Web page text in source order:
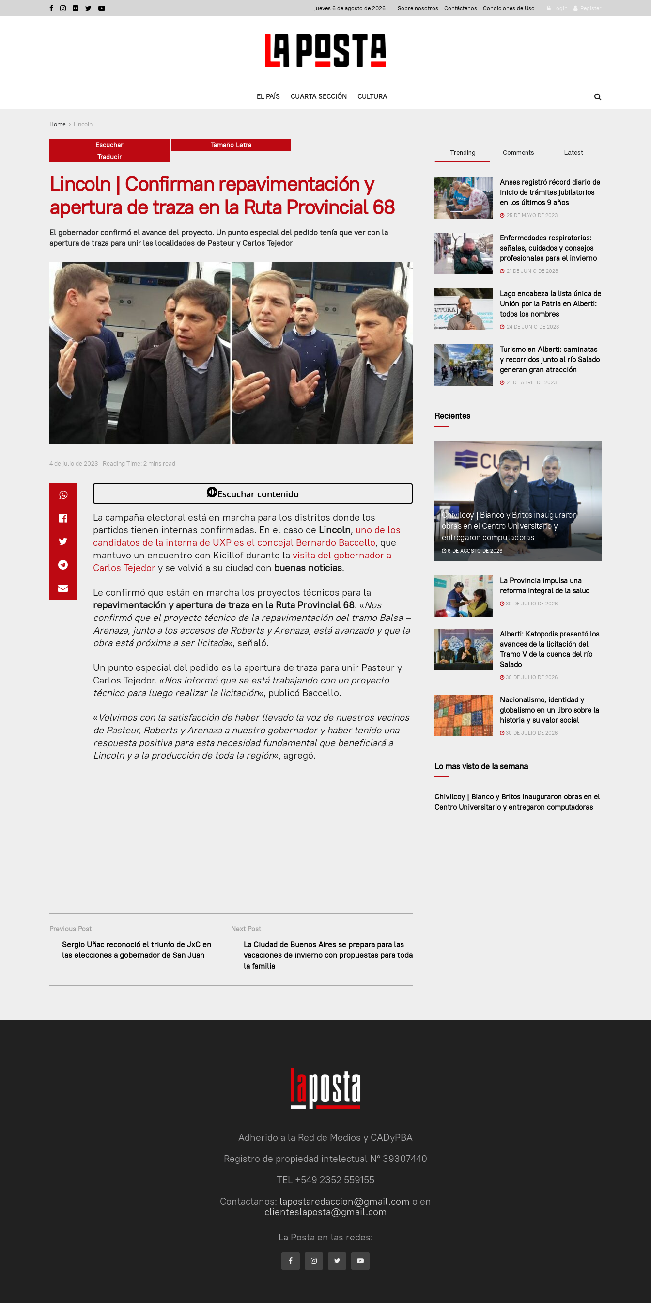
jueves 6 de agosto de 2026 Sobre nosotros Contáctenos Condiciones de Uso Login Register
EL PAÍS CUARTA SECCIÓN CULTURA
Home Lincoln
Escuchar
Tamaño Letra
Traducir
Lincoln | Confirman repavimentación y
apertura de traza en la Ruta Provincial 68
El gobernador confirmó el avance del proyecto. Un punto especial del pedido tenía que ver con la
apertura de traza para unir las localidades de Pasteur y Carlos Tejedor
4 de julio de 2023 Reading Time: 2 mins read
Escuchar contenido
La campaña electoral está en marcha para los distritos donde los
partidos tienen internas confirmadas. En el caso de Lincoln, uno de los
candidatos de la interna de UXP es el concejal Bernardo Baccello, que
mantuvo un encuentro con Kicillof durante la visita del gobernador a
Carlos Tejedor y se volvió a su ciudad con buenas noticias.
Le confirmó que están en marcha los proyectos técnicos para la
repavimentación y apertura de traza en la Ruta Provincial 68. «Nos
confirmó que el proyecto técnico de la repavimentación del tramo Balsa –
Arenaza, junto a los accesos de Roberts y Arenaza, está avanzado y que la
obra está próxima a ser licitada«, señaló.
Un punto especial del pedido es la apertura de traza para unir Pasteur y
Carlos Tejedor. «Nos informó que se está trabajando con un proyecto
técnico para luego realizar la licitación«, publicó Baccello.
« Volvimos con la satisfacción de haber llevado la voz de nuestros vecinos
de Pasteur, Roberts y Arenaza a nuestro gobernador y haber tenido una
respuesta positiva para esta necesidad fundamental que beneficiará a
Lincoln y a la producción de toda la región«, agregó.
Previous Post
Sergio Uñac reconoció el triunfo de JxC en
las elecciones a gobernador de San Juan
Next Post
La Ciudad de Buenos Aires se prepara para las
vacaciones de invierno con propuestas para toda
la familia
Trending Comments Latest
Anses registró récord diario de
inicio de trámites jubilatorios
en los últimos 9 años
25 DE MAYO DE 2023
Enfermedades respiratorias:
señales, cuidados y consejos
profesionales para el invierno
21 DE JUNIO DE 2023
Lago encabeza la lista única de
Unión por la Patria en Alberti:
todos los nombres
24 DE JUNIO DE 2023
Turismo en Alberti: caminatas
y recorridos junto al río Salado
generan gran atracción
21 DE ABRIL DE 2023
Recientes
Chivilcoy | Bianco y Britos inauguraron
obras en el Centro Universitario y
entregaron computadoras
6 DE AGOSTO DE 2026
La Provincia impulsa una
reforma integral de la salud
30 DE JULIO DE 2026
Alberti: Katopodis presentó los
avances de la licitación del
Tramo V de la cuenca del río
Salado
30 DE JULIO DE 2026
Nacionalismo, identidad y
globalismo en un libro sobre la
historia y su valor social
30 DE JULIO DE 2026
Lo mas visto de la semana
Chivilcoy | Bianco y Britos inauguraron obras en el
Centro Universitario y entregaron computadoras
Adherido a la Red de Medios y CADyPBA
Registro de propiedad intelectual N° 39307440
TEL +549 2352 559155
Contactanos: lapostaredaccion@gmail.com o en
clienteslaposta@gmail.com
La Posta en las redes: